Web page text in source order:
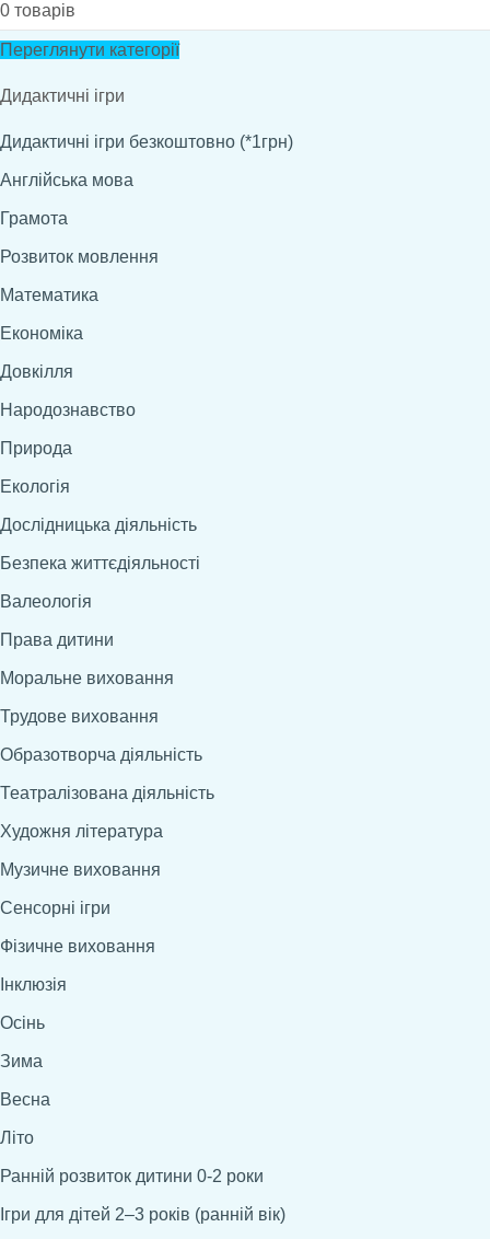
0 товарів
Переглянути категорії
Дидактичні ігри
Дидактичні ігри безкоштовно (*1грн)
Англійська мова
Грамота
Розвиток мовлення
Математика
Економіка
Довкілля
Народознавство
Природа
Екологія
Дослідницька діяльність
Безпека життєдіяльності
Валеологія
Права дитини
Моральне виховання
Трудове виховання
Образотворча діяльність
Театралізована діяльність
Художня література
Музичне виховання
Сенсорні ігри
Фізичне виховання
Інклюзія
Осінь
Зима
Весна
Літо
Ранній розвиток дитини 0-2 роки
Ігри для дітей 2–3 років (ранній вік)